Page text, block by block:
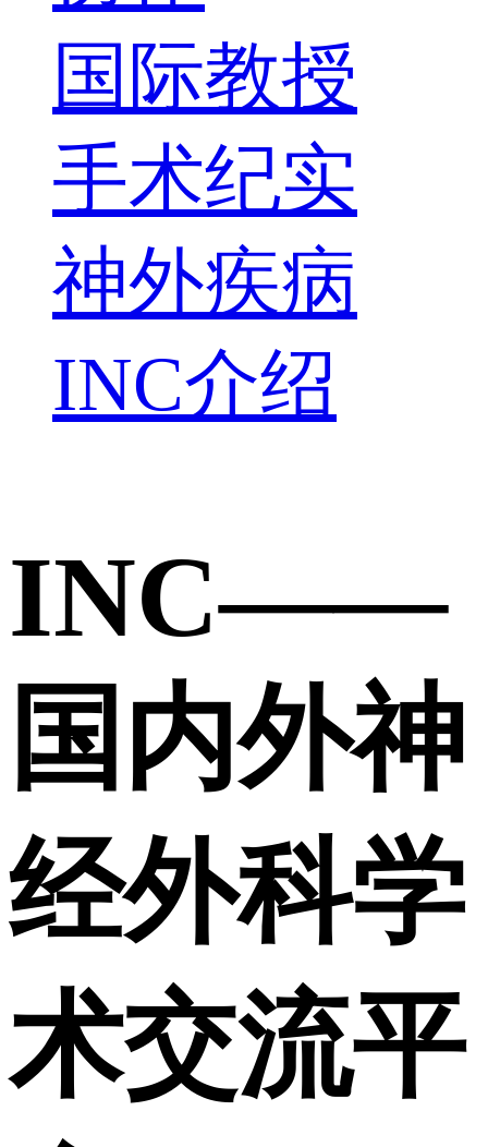
国际教授
手术纪实
神外疾病
INC介绍
INC——
国内外神
经外科学
术交流平